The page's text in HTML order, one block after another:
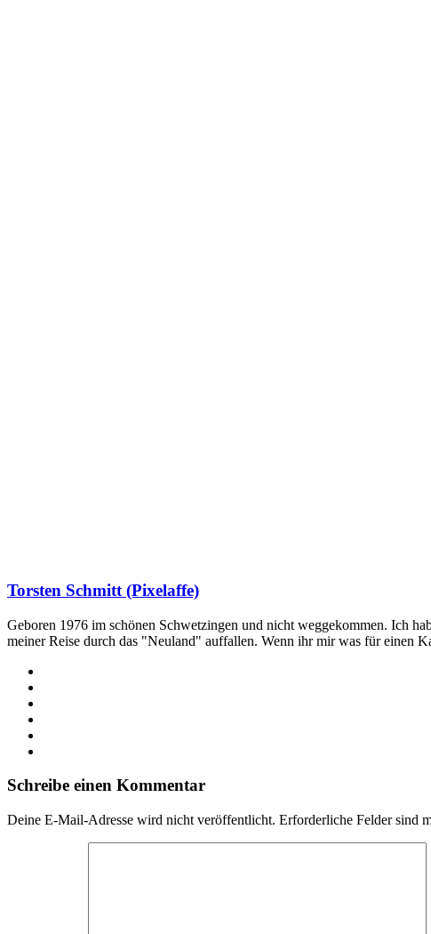
Torsten Schmitt (Pixelaffe)
Geboren 1976 im schönen Schwetzingen und nicht weggekommen. Ich
meiner Reise durch das "Neuland" auffallen. Wenn ihr mir was für einen
Schreibe einen Kommentar
Deine E-Mail-Adresse wird nicht veröffentlicht. Erforderliche Felder sind